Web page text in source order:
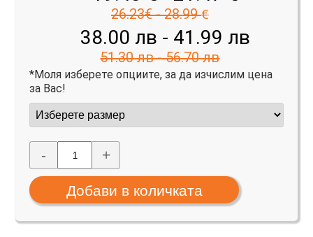
26.23€ - 28.99 €
38.00 лв - 41.99 лв
51.30 лв - 56.70 лв
*Моля изберете опциите, за да изчислим цена
за Вас!
- +